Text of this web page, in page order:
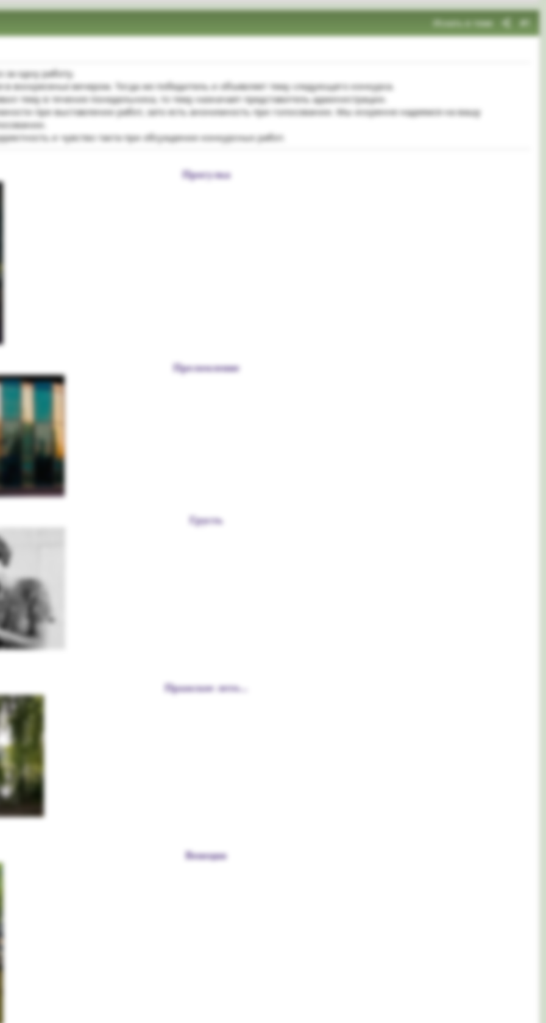
Искать в теме #1
за одну работу.
в воскресенье вечером. Тогда же победитель и объявляет тему следующего конкурса.
тему в течение понедельника, то тему назначает представитель администрации.
при выставлении работ, зато есть анонимность при голосовании. Мы искренне надеемся на вашу
и чувство такта при обсуждении конкурсных работ.
Прогулка
Преломление
Грусть
Пражское лето...
Венеция